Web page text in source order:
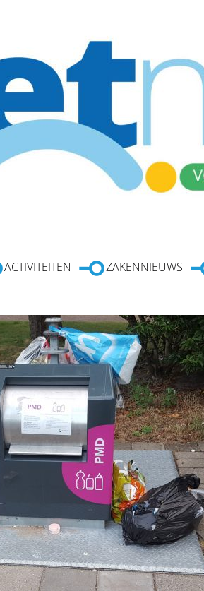
ACTIVITEITEN ZAKENNIEUWS